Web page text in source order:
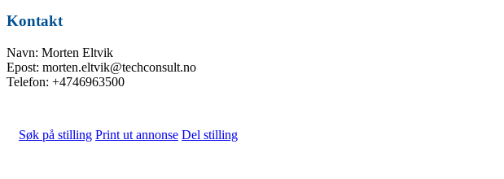
Kontakt
Navn: Morten Eltvik
Epost: morten.eltvik@techconsult.no
Telefon: +4746963500
Søk på stilling Print ut annonse Del stilling